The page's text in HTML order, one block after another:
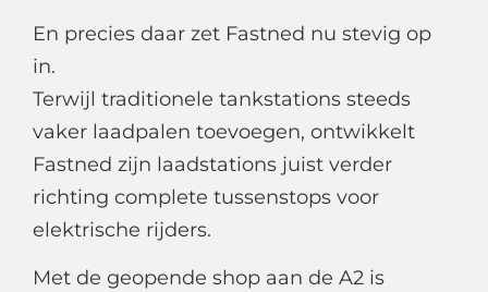
En precies daar zet Fastned nu stevig op
in.
Terwijl traditionele tankstations steeds
vaker laadpalen toevoegen, ontwikkelt
Fastned zijn laadstations juist verder
richting complete tussenstops voor
elektrische rijders.
Met de geopende shop aan de A2 is